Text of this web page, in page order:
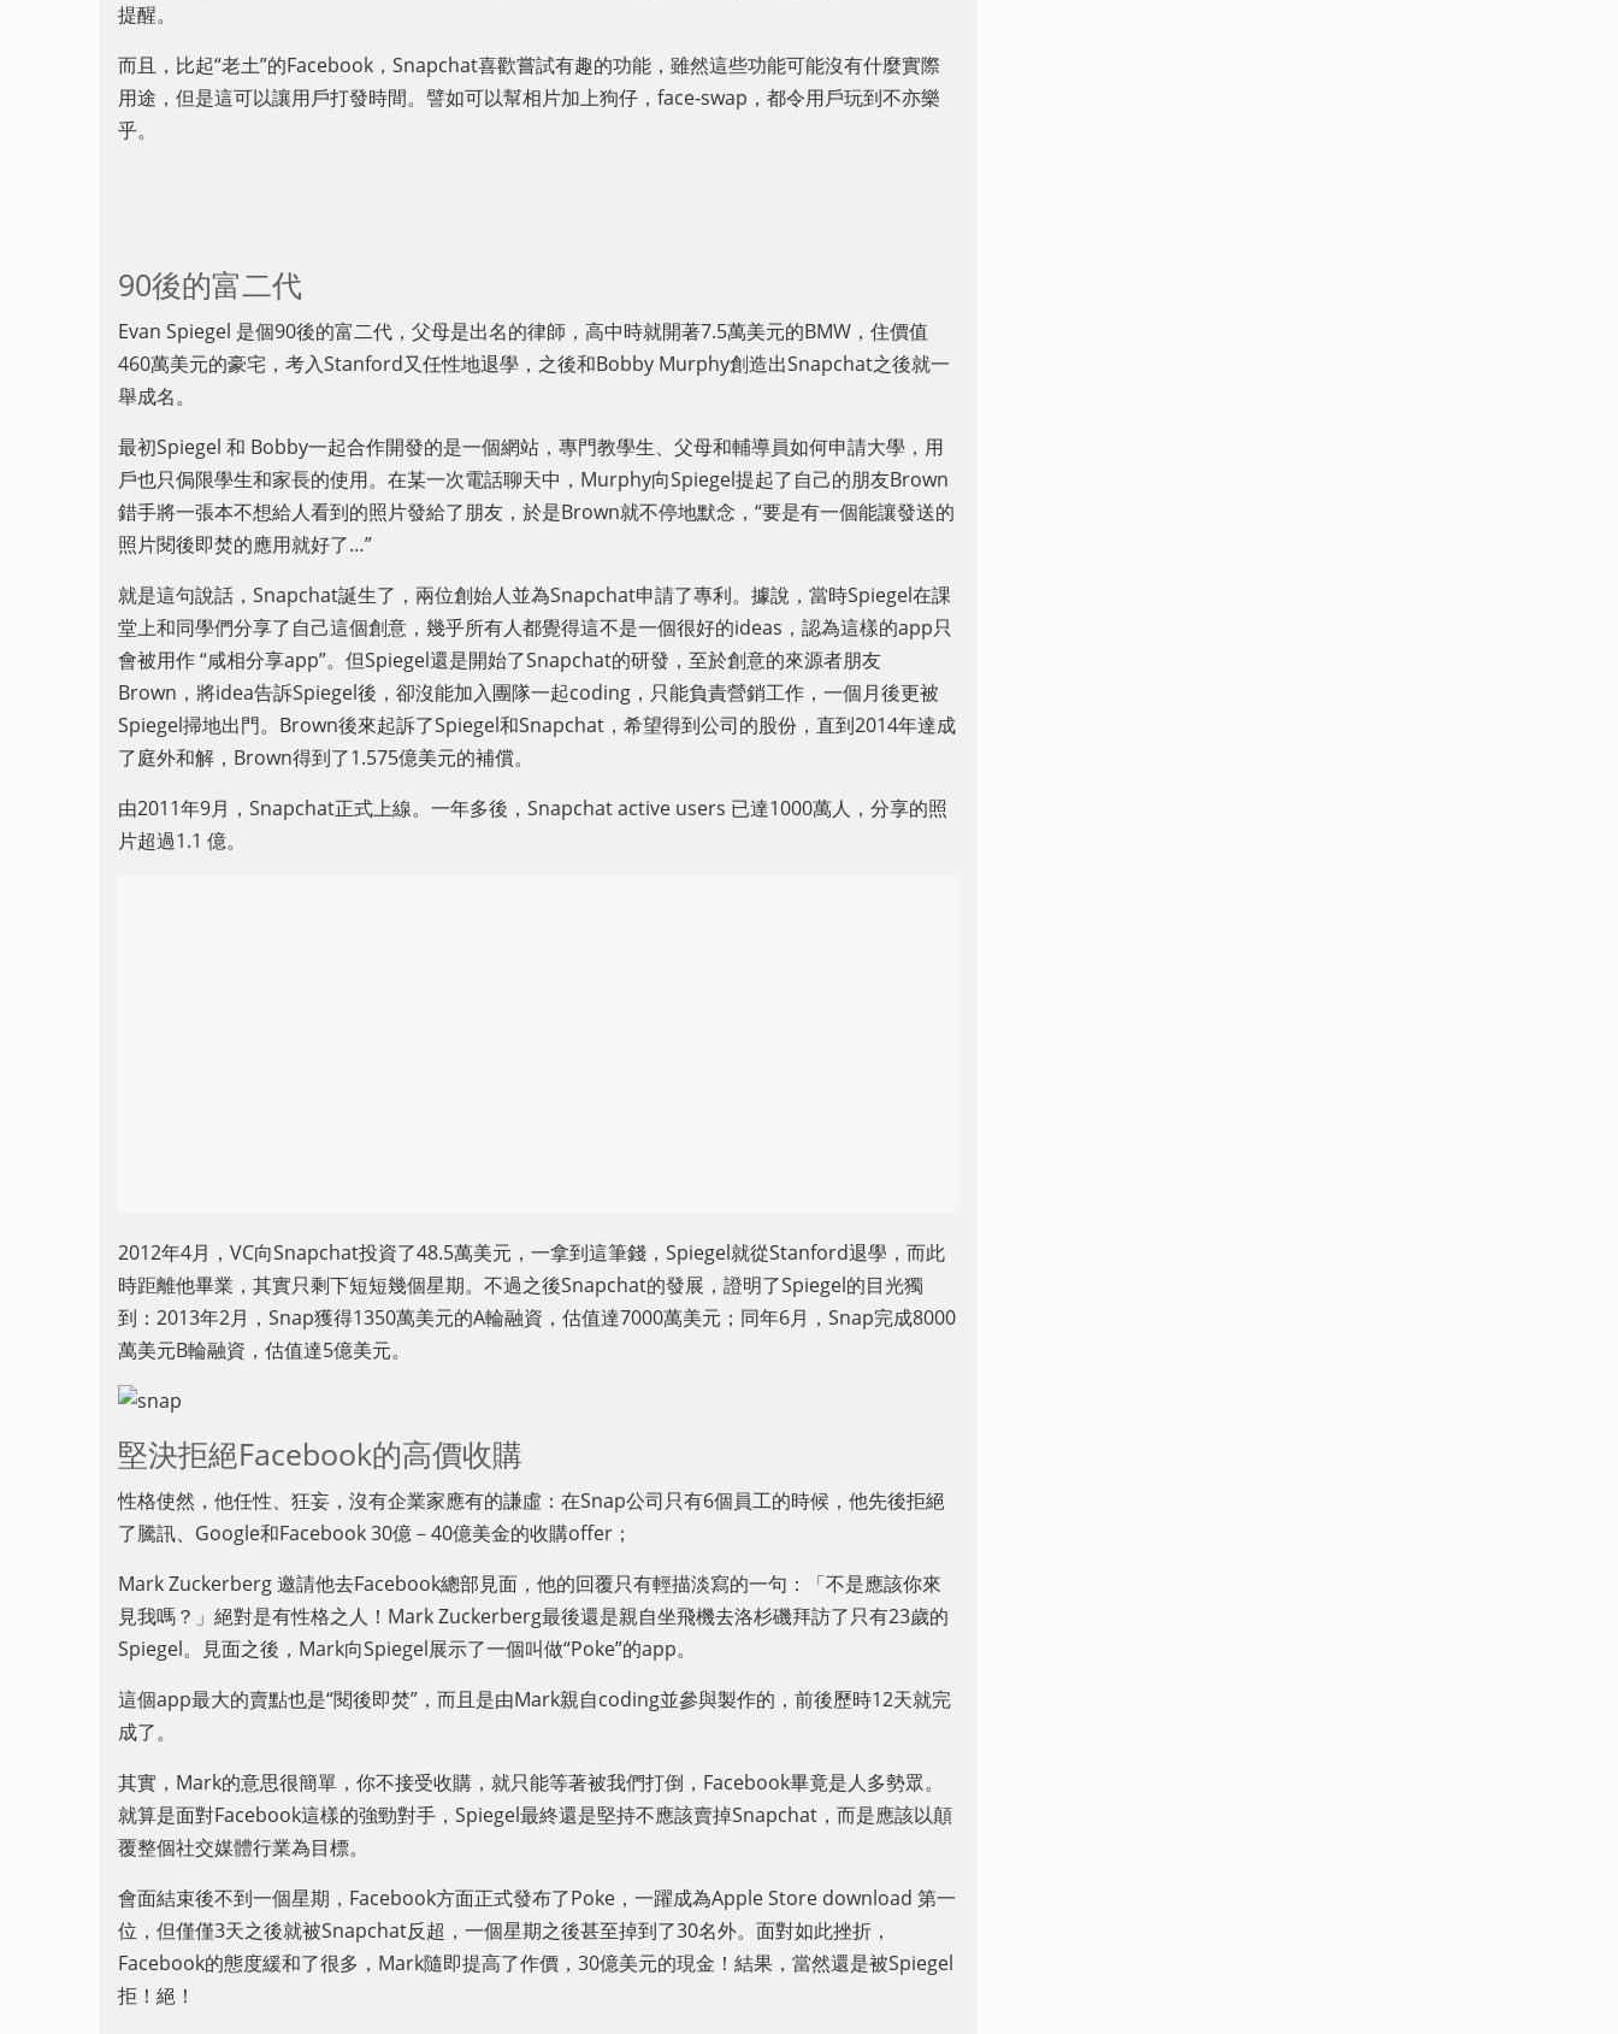
提醒。
而且，比起“老土”的Facebook，Snapchat喜歡嘗試有趣的功能，雖然這些功能可能沒有什麼實際
用途，但是這可以讓用戶打發時間。譬如可以幫相片加上狗仔，face-swap，都令用戶玩到不亦樂
乎。
90後的富二代
Evan Spiegel 是個90後的富二代，父母是出名的律師，高中時就開著7.5萬美元的BMW，住價值
460萬美元的豪宅，考入Stanford又任性地退學，之後和Bobby Murphy創造出Snapchat之後就一
舉成名。
最初Spiegel 和 Bobby一起合作開發的是一個網站，專門教學生、父母和輔導員如何申請大學，用
戶也只侷限學生和家長的使用。在某一次電話聊天中，Murphy向Spiegel提起了自己的朋友Brown
錯手將一張本不想給人看到的照片發給了朋友，於是Brown就不停地默念，“要是有一個能讓發送的
照片閱後即焚的應用就好了…”
就是這句說話，Snapchat誕生了，兩位創始人並為Snapchat申請了專利。據說，當時Spiegel在課
堂上和同學們分享了自己這個創意，幾乎所有人都覺得這不是一個很好的ideas，認為這樣的app只
會被用作 “咸相分享app”。但Spiegel還是開始了Snapchat的研發，至於創意的來源者朋友
Brown，將idea告訴Spiegel後，卻沒能加入團隊一起coding，只能負責營銷工作，一個月後更被
Spiegel掃地出門。Brown後來起訴了Spiegel和Snapchat，希望得到公司的股份，直到2014年達成
了庭外和解，Brown得到了1.575億美元的補償。
由2011年9月，Snapchat正式上線。一年多後，Snapchat active users 已達1000萬人，分享的照
片超過1.1 億。
2012年4月，VC向Snapchat投資了48.5萬美元，一拿到這筆錢，Spiegel就從Stanford退學，而此
時距離他畢業，其實只剩下短短幾個星期。不過之後Snapchat的發展，證明了Spiegel的目光獨
到：2013年2月，Snap獲得1350萬美元的A輪融資，估值達7000萬美元；同年6月，Snap完成8000
萬美元B輪融資，估值達5億美元。
堅決拒絕Facebook的高價收購
性格使然，他任性、狂妄，沒有企業家應有的謙虛：在Snap公司只有6個員工的時候，他先後拒絕
了騰訊、Google和Facebook 30億－40億美金的收購offer；
Mark Zuckerberg 邀請他去Facebook總部見面，他的回覆只有輕描淡寫的一句：「不是應該你來
見我嗎？」絕對是有性格之人！Mark Zuckerberg最後還是親自坐飛機去洛杉磯拜訪了只有23歲的
Spiegel。見面之後，Mark向Spiegel展示了一個叫做“Poke”的app。
這個app最大的賣點也是“閱後即焚”，而且是由Mark親自coding並參與製作的，前後歷時12天就完
成了。
其實，Mark的意思很簡單，你不接受收購，就只能等著被我們打倒，Facebook畢竟是人多勢眾。
就算是面對Facebook這樣的強勁對手，Spiegel最終還是堅持不應該賣掉Snapchat，而是應該以顛
覆整個社交媒體行業為目標。
會面結束後不到一個星期，Facebook方面正式發布了Poke，一躍成為Apple Store download 第一
位，但僅僅3天之後就被Snapchat反超，一個星期之後甚至掉到了30名外。面對如此挫折，
Facebook的態度緩和了很多，Mark隨即提高了作價，30億美元的現金！結果，當然還是被Spiegel
拒！絕！